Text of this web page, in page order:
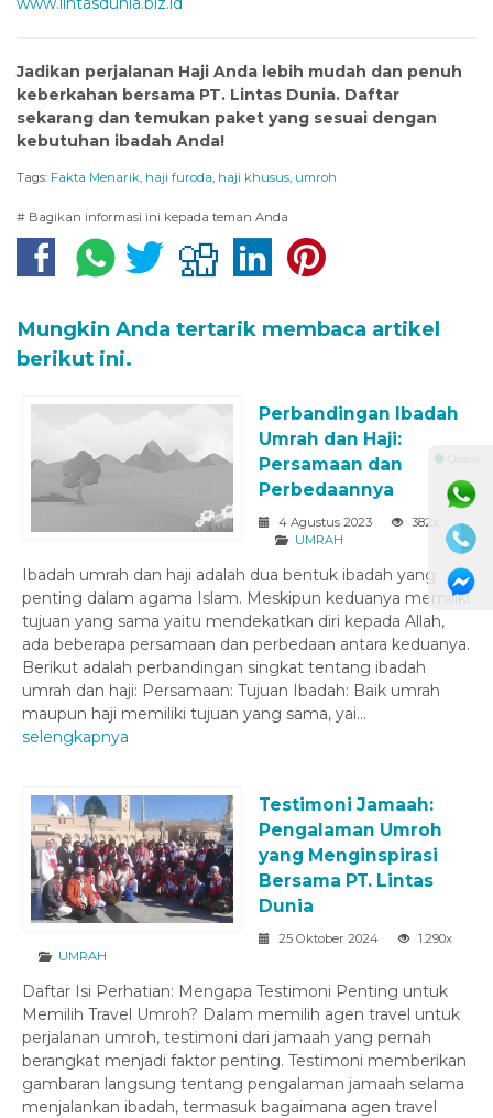
Jadikan perjalanan Haji Anda lebih mudah dan penuh
keberkahan bersama PT. Lintas Dunia. Daftar
sekarang dan temukan paket yang sesuai dengan
kebutuhan ibadah Anda!
Tags: Fakta Menarik haji furoda haji khusus umroh
# Bagikan informasi ini kepada teman Anda
Mungkin Anda tertarik membaca artikel
berikut ini.
Perbandingan Ibadah
Umrah dan Haji:
Persamaan dan
Perbedaannya
4 Agustus 2023
382x
UMRAH
Ibadah umrah dan haji adalah dua bentuk ibadah yang
penting dalam agama Islam. Meskipun keduanya memiliki
tujuan yang sama yaitu mendekatkan diri kepada Allah,
ada beberapa persamaan dan perbedaan antara keduanya.
Berikut adalah perbandingan singkat tentang ibadah
umrah dan haji: Persamaan: Tujuan Ibadah: Baik umrah
maupun haji memiliki tujuan yang sama, yai...
selengkapnya
Testimoni Jamaah:
Pengalaman Umroh
yang Menginspirasi
Bersama PT. Lintas
Dunia
25 Oktober 2024
1.290x
UMRAH
Daftar Isi Perhatian: Mengapa Testimoni Penting untuk
Memilih Travel Umroh? Dalam memilih agen travel untuk
perjalanan umroh, testimoni dari jamaah yang pernah
berangkat menjadi faktor penting. Testimoni memberikan
gambaran langsung tentang pengalaman jamaah selama
menjalankan ibadah, termasuk bagaimana agen travel
⚫ Online